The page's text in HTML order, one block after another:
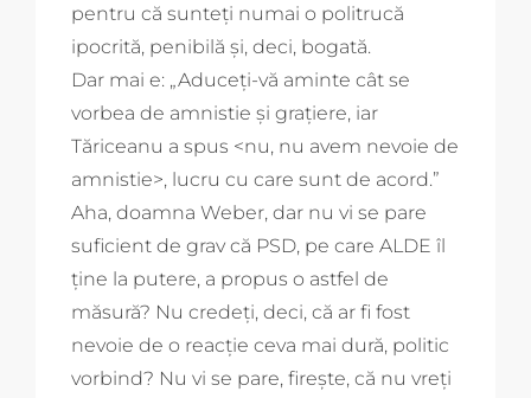
pentru că sunteți numai o politrucă
ipocrită, penibilă și, deci, bogată.
Dar mai e: „Aduceți-vă aminte cât se
vorbea de amnistie și grațiere, iar
Tăriceanu a spus <nu, nu avem nevoie de
amnistie>, lucru cu care sunt de acord.”
Aha, doamna Weber, dar nu vi se pare
suficient de grav că PSD, pe care ALDE îl
ține la putere, a propus o astfel de
măsură? Nu credeți, deci, că ar fi fost
nevoie de o reacție ceva mai dură, politic
vorbind? Nu vi se pare, firește, că nu vreți